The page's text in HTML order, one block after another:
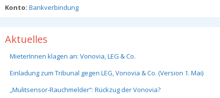
Konto: Bankverbindung
Aktuelles
MieterInnen klagen an: Vonovia, LEG & Co.
Einladung zum Tribunal gegen LEG, Vonovia & Co. (Version 1. Mai)
„Mulitsensor-Rauchmelder“: Rückzug der Vonovia?